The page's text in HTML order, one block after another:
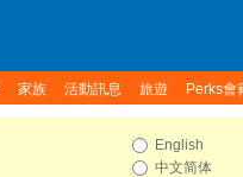
家族 活動訊息 旅遊 Perks會
English
中文简体